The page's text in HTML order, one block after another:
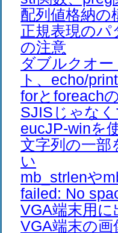
配列値格納の
正規表現のパ
の注意
ダブルクオ
ト、echo/
forとforeach
SJISじゃな
eucJP-winを
文字列の一部
い
mb_strlenや
failed: No
VGA端末用
VGA端末の画